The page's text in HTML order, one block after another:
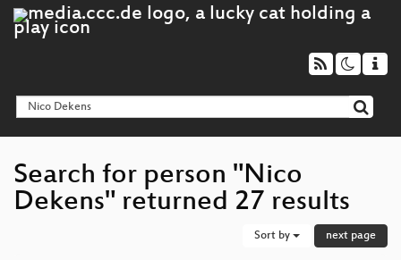
Search for person "Nico
Dekens" returned 27 results
Sort by next page